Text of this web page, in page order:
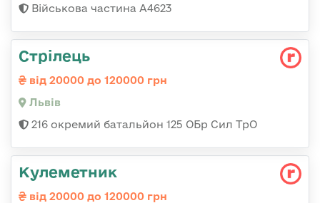
Військова частина А4623
Стрілець
від 20000 до 120000 грн
Львів
216 окремий батальйон 125 ОБр Сил ТрО
Кулеметник
від 20000 до 120000 грн